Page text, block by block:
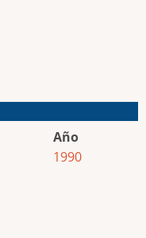
Año
1990